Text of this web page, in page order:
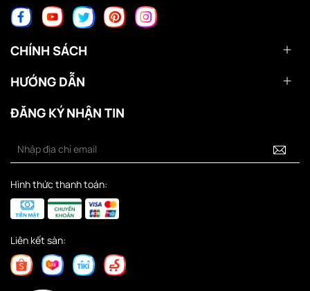
CHÍNH SÁCH
HƯỚNG DẪN
ĐĂNG KÝ NHẬN TIN
Hình thức thanh toán:
Liên kết sàn: